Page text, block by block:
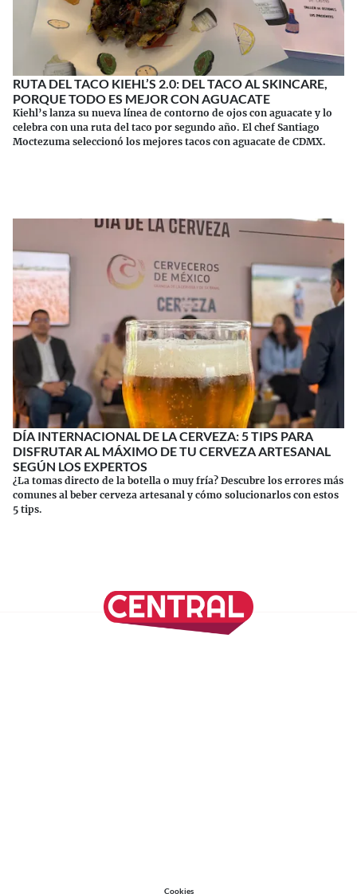
RUTA DEL TACO KIEHL’S 2.0: DEL TACO AL SKINCARE,
PORQUE TODO ES MEJOR CON AGUACATE
Kiehl’s lanza su nueva línea de contorno de ojos con aguacate y lo
celebra con una ruta del taco por segundo año. El chef Santiago
Moctezuma seleccionó los mejores tacos con aguacate de CDMX.
DÍA INTERNACIONAL DE LA CERVEZA: 5 TIPS PARA
DISFRUTAR AL MÁXIMO DE TU CERVEZA ARTESANAL
SEGÚN LOS EXPERTOS
¿La tomas directo de la botella o muy fría? Descubre los errores más
comunes al beber cerveza artesanal y cómo solucionarlos con estos
5 tips.
Cookies